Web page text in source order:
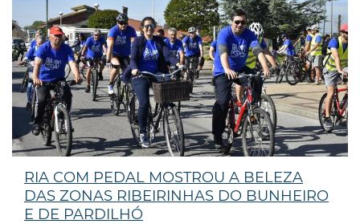
RIA COM PEDAL MOSTROU A BELEZA
DAS ZONAS RIBEIRINHAS DO BUNHEIRO
E DE PARDILHÓ